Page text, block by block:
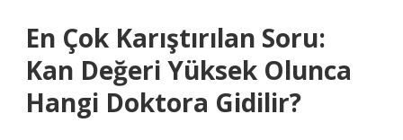
En Çok Karıştırılan Soru:
Kan Değeri Yüksek Olunca
Hangi Doktora Gidilir?